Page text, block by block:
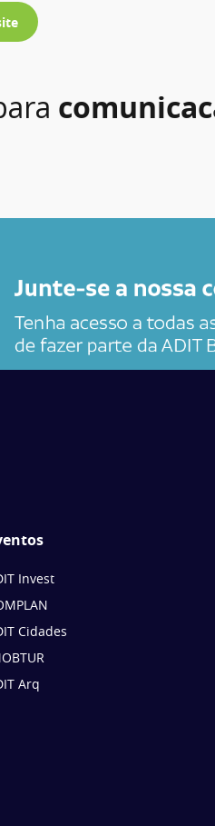
Invest
Cidades
Arq